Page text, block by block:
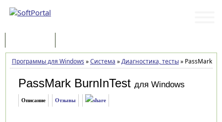
Программы для Windows »Система »Диагностика, тесты»PassMark
PassMark BurnInTest для Windows
Описание Отзывы